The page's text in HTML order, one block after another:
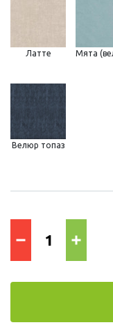
Латте Мята
Велюр топаз